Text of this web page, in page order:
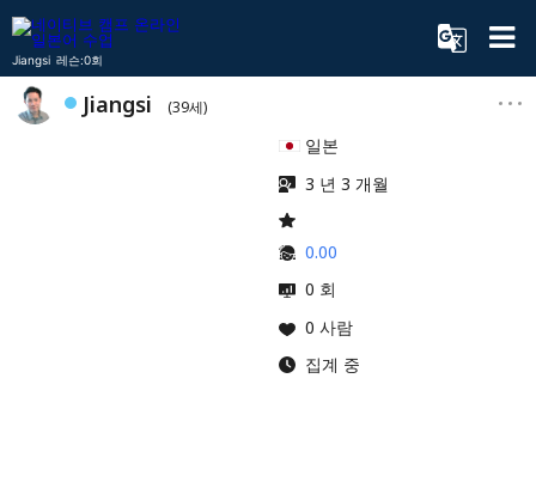
Jiangsi 레슨:0회
Jiangsi (39세)
일본
3 년 3 개월
0.00
0 회
0 사람
집계 중